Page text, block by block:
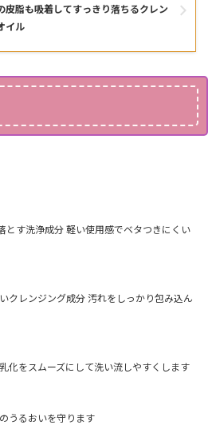
皮脂も吸着してすっきり落ちるクレン
イル
とす洗浄成分 軽い使用感でベタつきにくい
クレンジング成分 汚れをしっかり包み込ん
化をスムーズにして洗い流しやすくします
うるおいを守ります